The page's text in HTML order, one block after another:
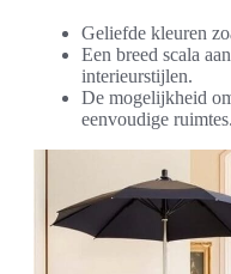
Geliefde kleuren
Een breed scala
interieurstijlen.
De mogelijkheid
eenvoudige ruimtes.